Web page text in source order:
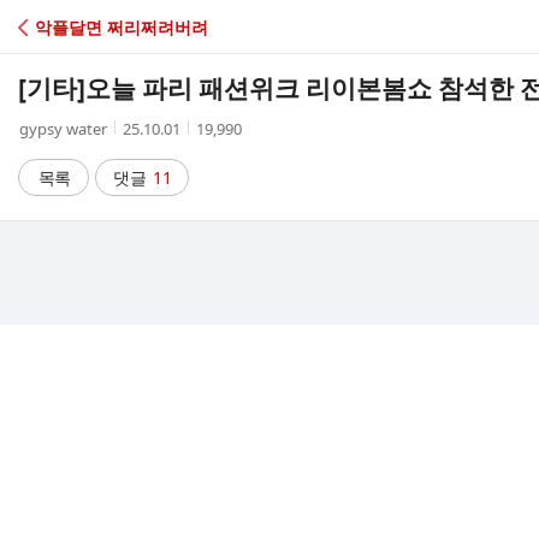
C
A
악플달면 쩌리쩌려버려
[기타]오늘 파리 패션위크 리이본봄쇼 참석한
작
자
gypsy water
작
시
간
25.10.01
조
19,990
목록 댓글 11